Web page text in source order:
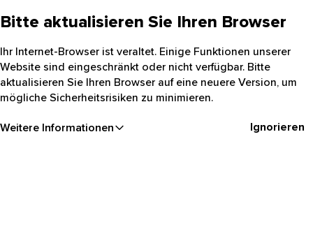
Bitte aktualisieren Sie Ihren Browser
Ihr Internet-Browser ist veraltet. Einige Funktionen unserer
Website sind eingeschränkt oder nicht verfügbar. Bitte
aktualisieren Sie Ihren Browser auf eine neuere Version, um
mögliche Sicherheitsrisiken zu minimieren.
Weitere Informationen Ignorieren